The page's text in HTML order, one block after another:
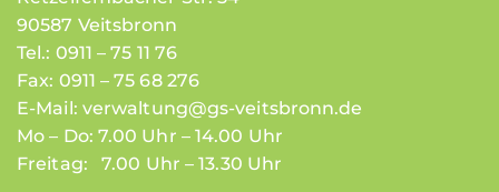
90587 Veitsbronn
Tel.: 0911 – 75 11 76
Fax: 0911 – 75 68 276
E-Mail: verwaltung@gs-veitsbronn.de
Mo – Do: 7.00 Uhr – 14.00 Uhr
Freitag: 7.00 Uhr – 13.30 Uhr